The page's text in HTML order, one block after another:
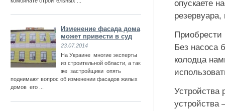
Изменение фасада дома
может привести в суд
23.07.2014
На Украине многие эксперты
из строительной области, а так
же застройщики опять
поднимают вопрос об изменении фасадов жилых
домов его ...
опускаете
Приобрести
Без насоса
колодца
Устройства
устройства